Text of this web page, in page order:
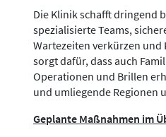
Die Klinik schafft dringend
spezialisierte Teams,
Wartezeiten verkürzen
sorgt dafür, dass auch
Operationen und Brillen
und umliegende Regionen
Geplante Maßnahmen im